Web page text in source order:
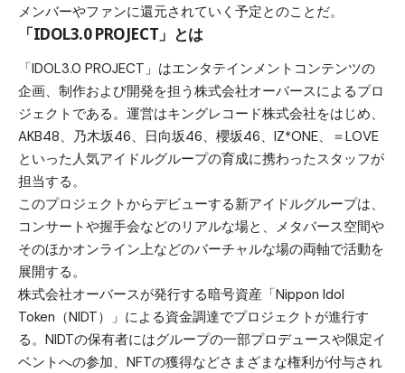
メンバーやファンに還元されていく予定とのことだ。
「IDOL3.0 PROJECT」とは
「IDOL3.0 PROJECT」はエンタテインメントコンテンツの
企画、制作および開発を担う株式会社オーバースによるプロ
ジェクトである。運営はキングレコード株式会社をはじめ、
AKB48、乃木坂46、日向坂46、櫻坂46、IZ*ONE、＝LOVE
といった人気アイドルグループの育成に携わったスタッフが
担当する。
このプロジェクトからデビューする新アイドルグループは、
コンサートや握手会などのリアルな場と、メタバース空間や
そのほかオンライン上などのバーチャルな場の両軸で活動を
展開する。
株式会社オーバースが発行する暗号資産「Nippon Idol
Token（NIDT）」による資金調達でプロジェクトが進行す
る。NIDTの保有者にはグループの一部プロデュースや限定イ
ベントへの参加、NFTの獲得などさまざまな権利が付与され